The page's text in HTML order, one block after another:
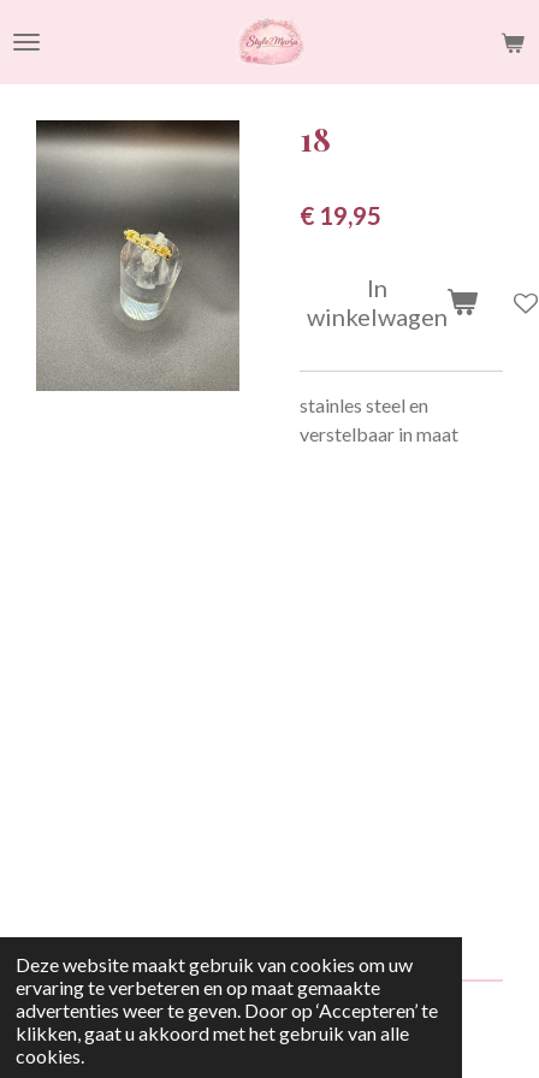
Deze website maakt gebruik van cookies om uw
ervaring te verbeteren en op maat gemaakte
advertenties weer te geven. Door op ‘Accepteren’ te
klikken, gaat u akkoord met het gebruik van alle
cookies.
direct
naar
hoofdinhoud
18
€ 19,95
In
winkelwagen
stainles steel en
verstelbaar in maat
© 2024 - 2026 Style2Maria
Powered by